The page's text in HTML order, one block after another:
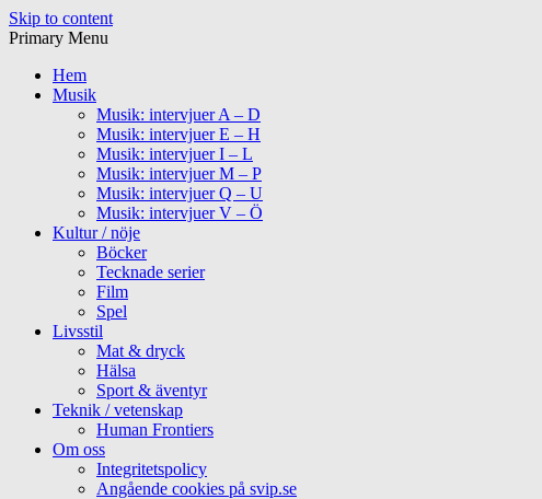
Skip to content
Primary Menu
Hem
Musik
Musik: intervjuer A – D
Musik: intervjuer E – H
Musik: intervjuer I – L
Musik: intervjuer M – P
Musik: intervjuer Q – U
Musik: intervjuer V – Ö
Kultur / nöje
Böcker
Tecknade serier
Film
Spel
Livsstil
Mat & dryck
Hälsa
Sport & äventyr
Teknik / vetenskap
Human Frontiers
Om oss
Integritetspolicy
Angående cookies på svip.se